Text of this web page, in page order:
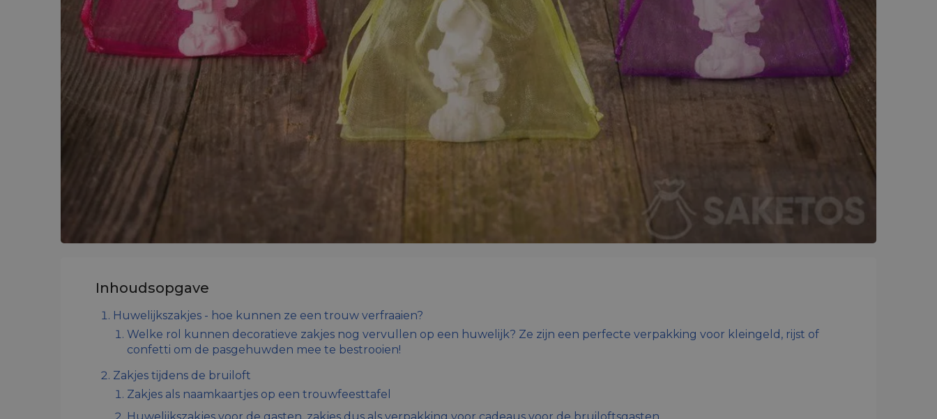
Inhoudsopgave
Huwelijkszakjes - hoe kunnen ze een trouw verfraaien?
Welke rol kunnen decoratieve zakjes nog vervullen op een huwelijk? Ze zijn een perfecte verpakking voor kleingeld, rijst of
confetti om de pasgehuwden mee te bestrooien!
Zakjes tijdens de bruiloft
Zakjes als naamkaartjes op een trouwfeesttafel
Huwelijkszakjes voor de gasten, zakjes dus als verpakking voor cadeaus voor de bruiloftsgasten